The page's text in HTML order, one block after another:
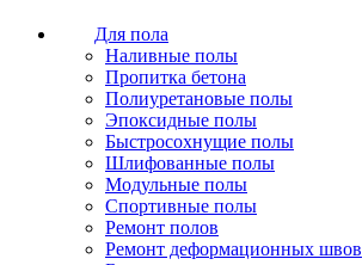
Для пола
Наливные полы
Пропитка бетона
Полиуретановые полы
Эпоксидные полы
Быстросохнущие полы
Шлифованные полы
Модульные полы
Спортивные полы
Ремонт полов
Ремонт деформационных швов